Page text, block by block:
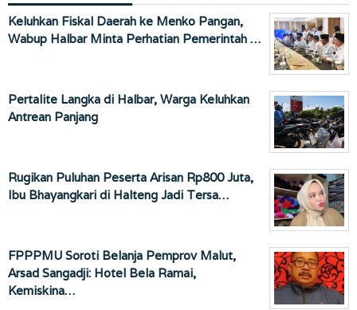
Keluhkan Fiskal Daerah ke Menko Pangan,
Wabup Halbar Minta Perhatian Pemerintah …
Pertalite Langka di Halbar, Warga Keluhkan
Antrean Panjang
Rugikan Puluhan Peserta Arisan Rp800 Juta,
Ibu Bhayangkari di Halteng Jadi Tersa…
FPPPMU Soroti Belanja Pemprov Malut,
Arsad Sangadji: Hotel Bela Ramai,
Kemiskina…